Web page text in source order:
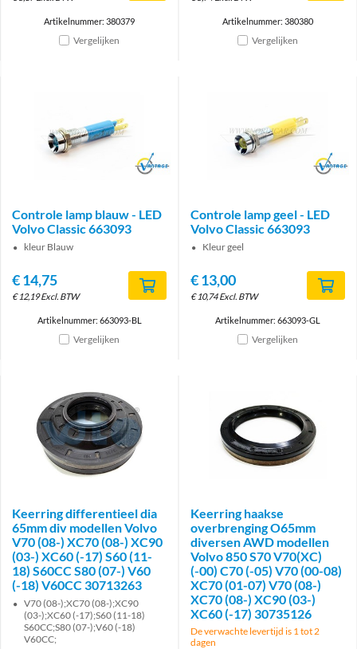
Artikelnummer: 380379
Vergelijken
Artikelnummer: 380380
Vergelijken
Brand
Controle lamp blauw - LED
Volvo Classic 663093
kleur Blauw
€14,75
€12,19 Excl. BTW
Artikelnummer: 663093-BL
Vergelijken
Brand
Controle lamp geel - LED
Volvo Classic 663093
Kleur geel
€13,00
€10,74 Excl. BTW
Artikelnummer: 663093-GL
Vergelijken
Keerring differentieel dia
65mm div modellen Volvo
V70 (08-) XC70 (08-) XC90
(03-) XC60 (-17) S60 (11-
18) S60CC S80 (07-) V60
(-18) V60CC 30713263
V70 (08-);XC70 (08-);XC90
(03-);XC60 (-17);S60 (11-18)
S60CC;S80 (07-);V60 (-18)
V60CC;
Keerring haakse
overbrenging O65mm
diversen AWD modellen
Volvo 850 S70 V70(XC)
(-00) C70 (-05) V70 (00-08)
XC70 (01-07) V70 (08-)
XC70 (08-) XC90 (03-)
XC60 (-17) 30735126
De verwachte levertijd is 1 tot 2
dagen